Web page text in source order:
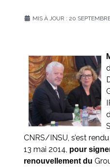
MIS À JOUR : 20
CNRS/INSU, s’est
13 mai 2014, pour
renouvellement du